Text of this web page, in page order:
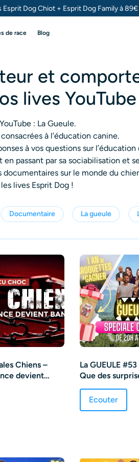
Esprit Dog Chiot + Esprit Dog Family à
de race Blog
et
lives
: La Gueule.
à l’éducation canine.
à vos questions sur
passant par sa sociabilisation et
documentaires sur le monde du
lives Esprit Dog !
Documentaire La gueule
Chiens –
devient
La GUEULE
Que des
Ecouter